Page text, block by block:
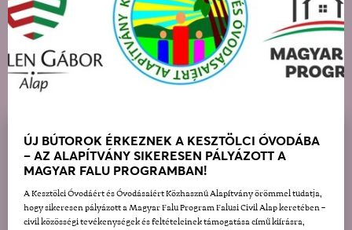
ÚJ BÚTOROK ÉRKEZNEK A KESZTÖLCI ÓVODÁBA
– AZ ALAPÍTVÁNY SIKERESEN PÁLYÁZOTT A
MAGYAR FALU PROGRAMBAN!
A Kesztölci Óvodáért és Óvodásaiért Közhasznú Alapítvány örömmel tudatja,
hogy sikeresen pályázott a Magyar Falu Program Falusi Civil Alap keretében –
civil közösségi tevékenységek és feltételeinek támogatása című kiírásra,